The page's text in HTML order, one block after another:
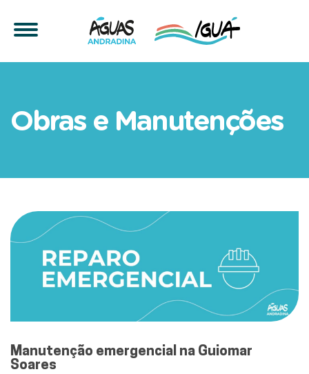
Obras e Manutenções
Manutenção emergencial na Guiomar
Soares